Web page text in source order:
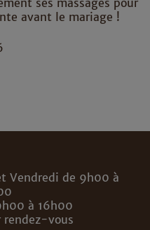
avant le mariage !
Vendredi de 9h00 à
à 16h00
rendez-vous